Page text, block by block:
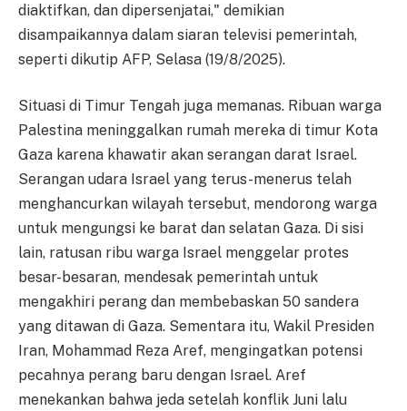
diaktifkan, dan dipersenjatai," demikian
disampaikannya dalam siaran televisi pemerintah,
seperti dikutip AFP, Selasa (19/8/2025).
Situasi di Timur Tengah juga memanas. Ribuan warga
Palestina meninggalkan rumah mereka di timur Kota
Gaza karena khawatir akan serangan darat Israel.
Serangan udara Israel yang terus-menerus telah
menghancurkan wilayah tersebut, mendorong warga
untuk mengungsi ke barat dan selatan Gaza. Di sisi
lain, ratusan ribu warga Israel menggelar protes
besar-besaran, mendesak pemerintah untuk
mengakhiri perang dan membebaskan 50 sandera
yang ditawan di Gaza. Sementara itu, Wakil Presiden
Iran, Mohammad Reza Aref, mengingatkan potensi
pecahnya perang baru dengan Israel. Aref
menekankan bahwa jeda setelah konflik Juni lalu